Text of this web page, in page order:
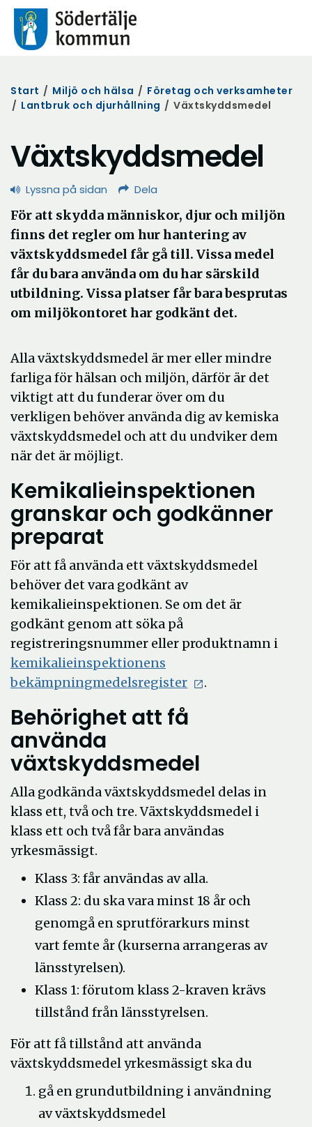
Start / Miljö och hälsa / Företag och verksamheter
/ Lantbruk och djurhållning / Växtskyddsmedel
Växtskyddsmedel
Lyssna på sidan Dela
För att skydda människor, djur och miljön
finns det regler om hur hantering av
växtskyddsmedel får gå till. Vissa medel
får du bara använda om du har särskild
utbildning. Vissa platser får bara besprutas
om miljökontoret har godkänt det.
Alla växtskyddsmedel är mer eller mindre
farliga för hälsan och miljön, därför är det
viktigt att du funderar över om du
verkligen behöver använda dig av kemiska
växtskyddsmedel och att du undviker dem
när det är möjligt.
Kemikalieinspektionen
granskar och godkänner
preparat
För att få använda ett växtskyddsmedel
behöver det vara godkänt av
kemikalieinspektionen. Se om det är
godkänt genom att söka på
registreringsnummer eller produktnamn i
kemikalieinspektionens
bekämpningmedelsregisterÖppna
nytt
.
Behörighet att få
använda
växtskyddsmedel
Alla godkända växtskyddsmedel delas in
klass ett, två och tre. Växtskyddsmedel i
klass ett och två får bara användas
yrkesmässigt.
Klass 3: får användas av alla.
Klass 2: du ska vara minst 18 år och
genomgå en sprutförarkurs minst
vart femte år (kurserna arrangeras av
länsstyrelsen).
Klass 1: förutom klass 2-kraven krävs
tillstånd från länsstyrelsen.
För att få tillstånd att använda
växtskyddsmedel yrkesmässigt ska du
gå en grundutbildning i användning
av växtskyddsmedel